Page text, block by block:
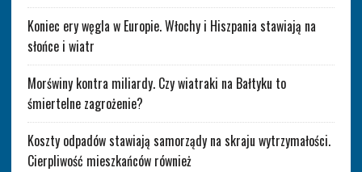
Koniec ery węgla w Europie. Włochy i Hiszpania stawiają na
słońce i wiatr
Morświny kontra miliardy. Czy wiatraki na Bałtyku to
śmiertelne zagrożenie?
Koszty odpadów stawiają samorządy na skraju wytrzymałości.
Cierpliwość mieszkańców również